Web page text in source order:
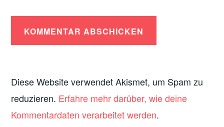
Diese Website verwendet Akismet, um Spam zu
reduzieren. Erfahre mehr darüber, wie deine
Kommentardaten verarbeitet werden.